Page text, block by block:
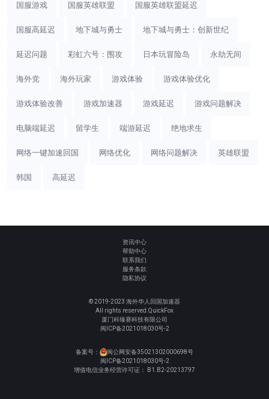
国服游戏 国服英雄联盟 国服英雄联盟延迟
国服高延迟 地下城与勇士 地下城与勇士：创新世纪
延迟问题 彩虹六号：围攻 日本玩冒险岛 永劫无间
海外党 海外玩家 游戏体验 游戏体验优化
游戏体验改善 游戏加速器 游戏延迟 游戏问题解决
电脑端延迟 留学生 端游延迟 绝地求生
网络一键加速回国 网络优化 网络问题解决 英雄联盟
韩国 高延迟
资讯中心
帮助中心
联系我们
服务条款
隐私协议
© 2019-2023 海外华人回国加速器
All rights reserved.QuickFox
厦门科臻赛科技有限公司
闽ICP备2021018030号-2
备案号：
闽公网安备35021302000698号
闽ICP备2021018030号-2
增值电信业务经营许可证： B1.B2-20213797